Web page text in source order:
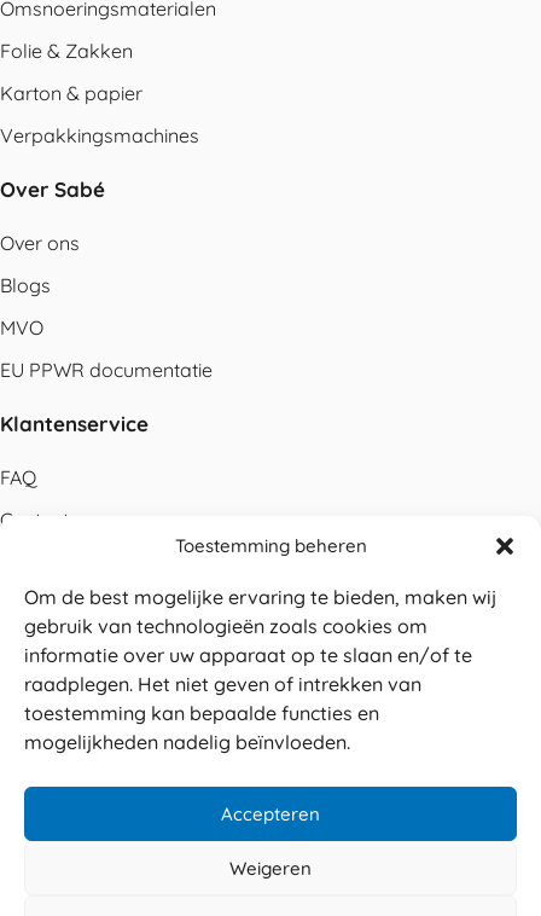
Toestemming beheren
Om de best mogelijke ervaring te bieden, maken wij
gebruik van technologieën zoals cookies om
informatie over uw apparaat op te slaan en/of te
raadplegen. Het niet geven of intrekken van
toestemming kan bepaalde functies en
mogelijkheden nadelig beïnvloeden.
Accepteren
Weigeren
Omsnoeringsmaterialen
Folie & Zakken
Karton & papier
Verpakkingsmachines
Over Sabé
Over ons
Blogs
MVO
EU PPWR documentatie
Klantenservice
FAQ
Contact
Betalen
Levering
Retouren
Service en garantie
Veilig betalen